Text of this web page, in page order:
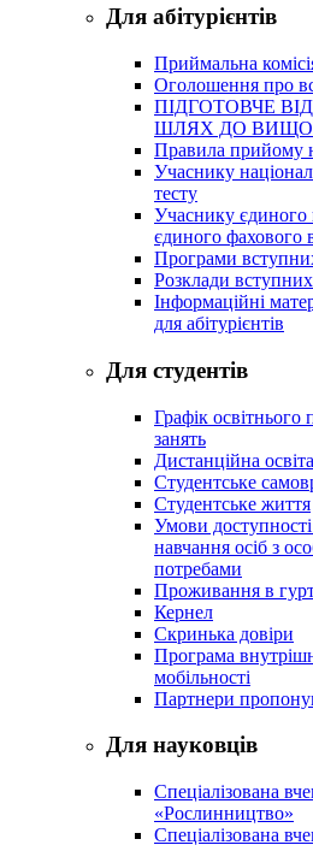
Для абітурієнтів
Приймальна
Оголошення про
ПІДГОТОВЧЕ
ШЛЯХ ДО
Правила прийому
Учаснику
тесту
Учаснику єдиного
єдиного фахового
Програми
Розклади
Інформаційні
для абітурієнтів
Для студентів
Графік освітнього
занять
Дистанційна освіта
Студентське
Студентське життя
Умови
навчання осіб з
потребами
Проживання в
Кернел
Скринька довіри
Програма
мобільності
Партнери
Для науковців
Спеціалізована
«Рослинництво»
Спеціалізована